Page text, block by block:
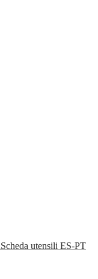
Scheda utensili ES-PT